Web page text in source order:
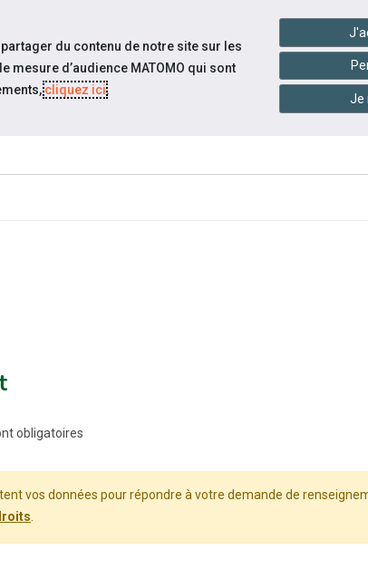
Accessibilité handshake
obligatoires
vos données pour répondre à votre demande de
du contenu de notre site sur les
d’audience MATOMO qui sont
cliquez ici.
Je